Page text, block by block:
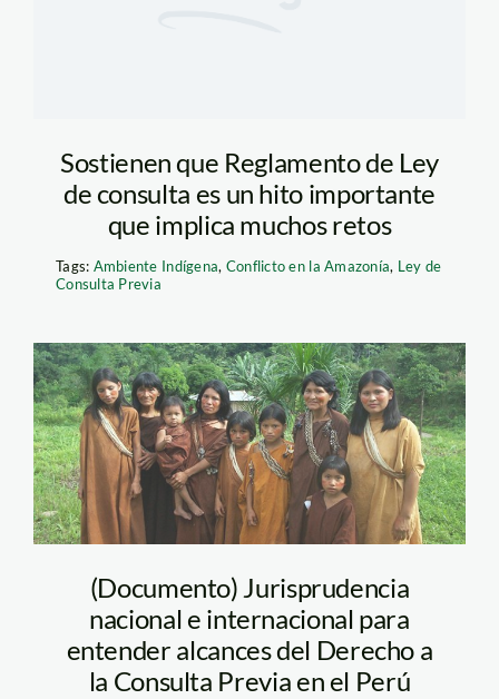
Sostienen que Reglamento de Ley
de consulta es un hito importante
que implica muchos retos
Tags: Ambiente Indígena, Conflicto en la Amazonía, Ley de
Consulta Previa
(Documento) Jurisprudencia
nacional e internacional para
entender alcances del Derecho a
la Consulta Previa en el Perú